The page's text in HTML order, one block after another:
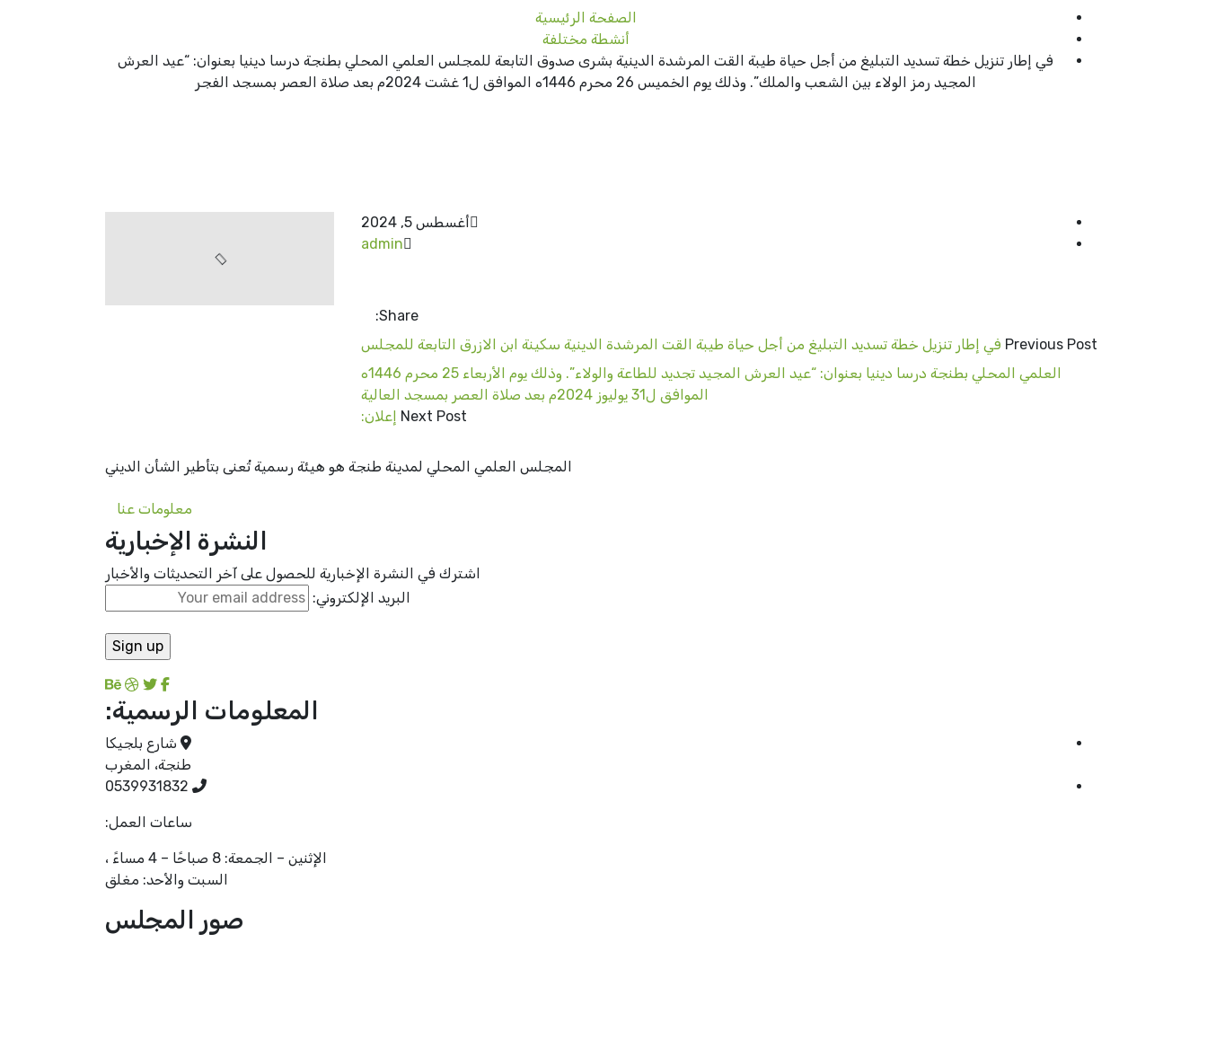
الصفحة الرئيسية
أنشطة مختلفة
في إطار تنزيل خطة تسديد التبليغ من أجل حياة طيبة القت المرشدة الدينية بشرى صدوق التابعة للمجلس العلمي المحلي بطنجة درسا دينيا بعنوان: “عيد العرش
المجيد رمز الولاء بين الشعب والملك”. وذلك يوم الخميس 26 محرم 1446ه الموافق ل1 غشت 2024م بعد صلاة العصر بمسجد الفجر
أغسطس 5, 2024
admin
Share:
Previous Post في إطار تنزيل خطة تسديد التبليغ من أجل حياة طيبة القت المرشدة الدينية سكينة ابن الازرق التابعة للمجلس
العلمي المحلي بطنجة درسا دينيا بعنوان: “عيد العرش المجيد تجديد للطاعة والولاء”. وذلك يوم الأربعاء 25 محرم 1446ه
الموافق ل31 يوليوز 2024م بعد صلاة العصر بمسجد العالية
Next Post إعلان:
المجلس العلمي المحلي لمدينة طنجة هو هيئة رسمية تُعنى بتأطير الشأن الديني
معلومات عنا
النشرة الإخبارية
اشترك في النشرة الإخبارية للحصول على آخر التحديثات والأخبار
البريد الإلكتروني:
المعلومات الرسمية:
شارع بلجيكا
طنجة، المغرب
0539931832
ساعات العمل:
الإثنين – الجمعة: 8 صباحًا – 4 مساءً ،
السبت والأحد: مغلق
صور المجلس